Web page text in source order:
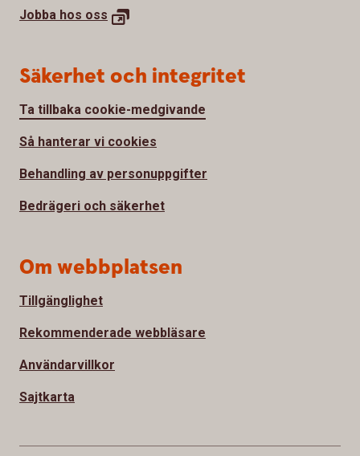
Jobba hos oss
Säkerhet och integritet
Ta tillbaka cookie-medgivande
Så hanterar vi cookies
Behandling av personuppgifter
Bedrägeri och säkerhet
Om webbplatsen
Tillgänglighet
Rekommenderade webbläsare
Användarvillkor
Sajtkarta